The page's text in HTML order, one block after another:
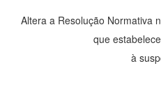
Altera a Resolução Normativa
que
à